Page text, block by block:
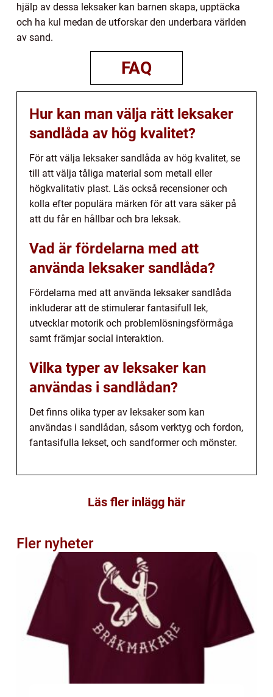
hjälp av dessa leksaker kan barnen skapa, upptäcka
och ha kul medan de utforskar den underbara världen
av sand.
FAQ
Hur kan man välja rätt leksaker
sandlåda av hög kvalitet?
För att välja leksaker sandlåda av hög kvalitet, se
till att välja tåliga material som metall eller
högkvalitativ plast. Läs också recensioner och
kolla efter populära märken för att vara säker på
att du får en hållbar och bra leksak.
Vad är fördelarna med att
använda leksaker sandlåda?
Fördelarna med att använda leksaker sandlåda
inkluderar att de stimulerar fantasifull lek,
utvecklar motorik och problemlösningsförmåga
samt främjar social interaktion.
Vilka typer av leksaker kan
användas i sandlådan?
Det finns olika typer av leksaker som kan
användas i sandlådan, såsom verktyg och fordon,
fantasifulla lekset, och sandformer och mönster.
Läs fler inlägg här
Fler nyheter